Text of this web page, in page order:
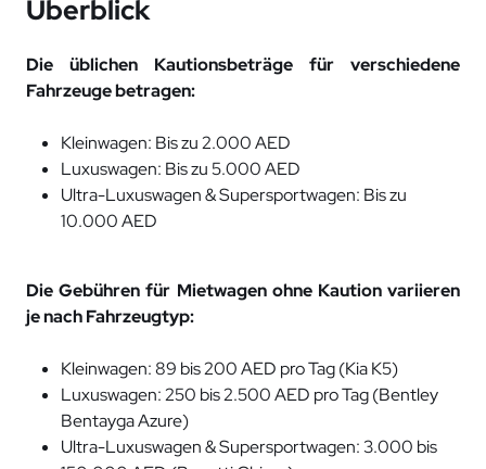
Überblick
Die üblichen Kautionsbeträge für verschiedene
Fahrzeuge betragen:
Kleinwagen: Bis zu 2.000 AED
Luxuswagen: Bis zu 5.000 AED
Ultra-Luxuswagen & Supersportwagen: Bis zu
10.000 AED
Die Gebühren für Mietwagen ohne Kaution variieren
je nach Fahrzeugtyp:
Kleinwagen: 89 bis 200 AED pro Tag (Kia K5)
Luxuswagen: 250 bis 2.500 AED pro Tag (Bentley
Bentayga Azure)
Ultra-Luxuswagen & Supersportwagen: 3.000 bis